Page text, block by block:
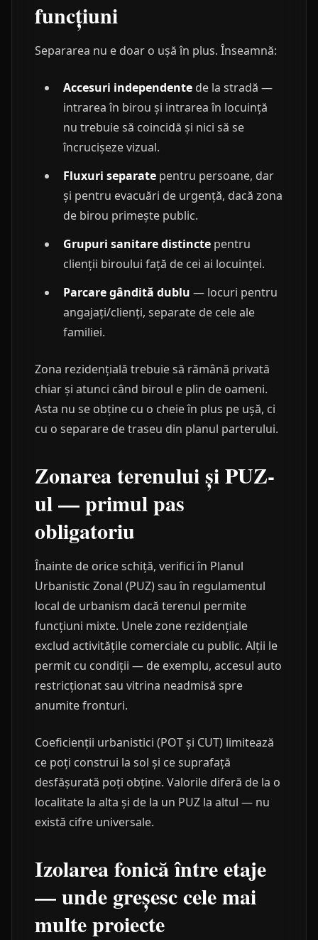
funcțiuni
Separarea nu e doar o ușă în plus. Înseamnă:
Accesuri independente de la stradă —
intrarea în birou și intrarea în locuință
nu trebuie să coincidă și nici să se
încrucișeze vizual.
Fluxuri separate pentru persoane, dar
și pentru evacuări de urgență, dacă zona
de birou primește public.
Grupuri sanitare distincte pentru
clienții biroului față de cei ai locuinței.
Parcare gândită dublu — locuri pentru
angajați/clienți, separate de cele ale
familiei.
Zona rezidențială trebuie să rămână privată
chiar și atunci când biroul e plin de oameni.
Asta nu se obține cu o cheie în plus pe ușă, ci
cu o separare de traseu din planul parterului.
Zonarea terenului și PUZ-
ul — primul pas
obligatoriu
Înainte de orice schiță, verifici în Planul
Urbanistic Zonal (PUZ) sau în regulamentul
local de urbanism dacă terenul permite
funcțiuni mixte. Unele zone rezidențiale
exclud activitățile comerciale cu public. Alții le
permit cu condiții — de exemplu, accesul auto
restricționat sau vitrina neadmisă spre
anumite fronturi.
Coeficienții urbanistici (POT și CUT) limitează
ce poți construi la sol și ce suprafață
desfășurată poți obține. Valorile diferă de la o
localitate la alta și de la un PUZ la altul — nu
există cifre universale.
Izolarea fonică între etaje
— unde greșesc cele mai
multe proiecte